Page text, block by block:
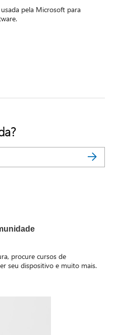
usada pela Microsoft para
procure cursos de
seu dispositivo e muito mais.